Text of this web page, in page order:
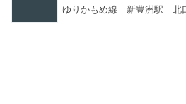
ゆりかもめ線 新豊洲駅 北